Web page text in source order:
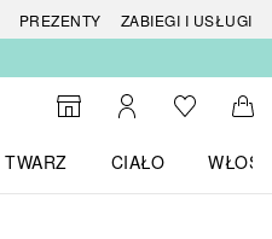
PREZENTY
ZABIEGI I USŁUGI
Do wyszukiwarki
Moje kontoDo listyDo
TWARZ
CIAŁO
WŁOSY